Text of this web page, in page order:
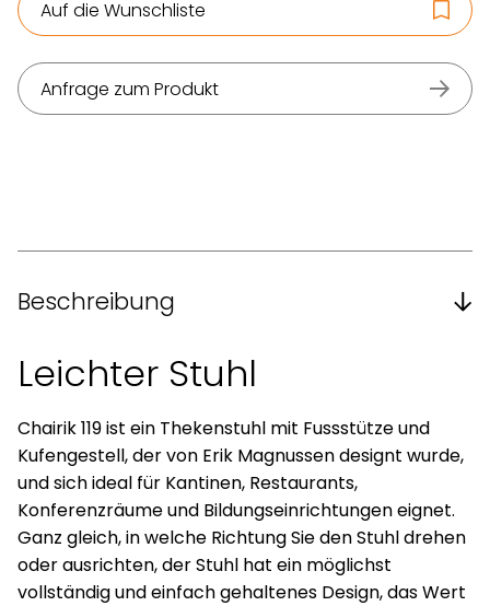
Auf die Wunschliste
Anfrage zum Produkt
Beschreibung
Leichter Stuhl
Chairik 119 ist ein Thekenstuhl mit Fussstütze und
Kufengestell, der von Erik Magnussen designt wurde,
und sich ideal für Kantinen, Restaurants,
Konferenzräume und Bildungseinrichtungen eignet.
Ganz gleich, in welche Richtung Sie den Stuhl drehen
oder ausrichten, der Stuhl hat ein möglichst
vollständig und einfach gehaltenes Design, das Wert